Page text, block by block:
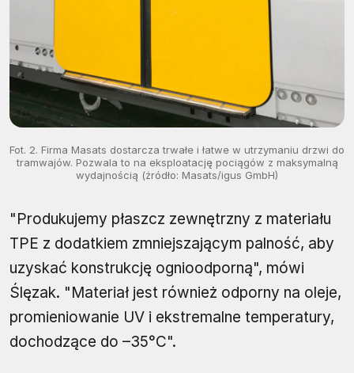
Fot. 2. Firma Masats dostarcza trwałe i łatwe w utrzymaniu drzwi do
tramwajów. Pozwala to na eksploatację pociągów z maksymalną
wydajnością (źródło: Masats/igus GmbH)
"Produkujemy płaszcz zewnętrzny z materiału
TPE z dodatkiem zmniejszającym palność, aby
uzyskać konstrukcję ognioodporną", mówi
Ślęzak. "Materiał jest również odporny na oleje,
promieniowanie UV i ekstremalne temperatury,
dochodzące do –35°C".